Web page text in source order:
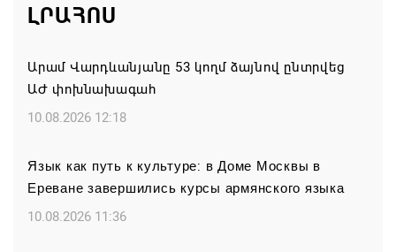
ԼՐԱՀՈՍ
Արամ Վարդևանյանը 53 կողմ ձայնով ընտրվեց
ԱԺ փոխնախագահ
10.08.2026 12:18
Язык как путь к культуре: в Доме Москвы в
Ереване завершились курсы армянского языка
10.08.2026 11:36